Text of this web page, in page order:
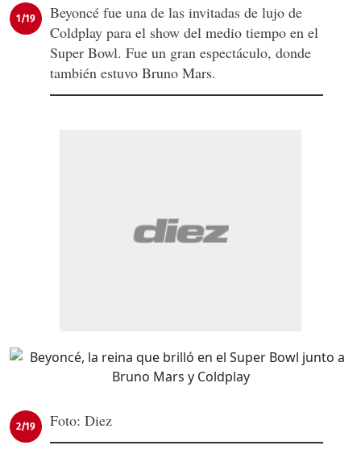
1/19
Beyoncé fue una de las invitadas de lujo de
Coldplay para el show del medio tiempo en el
Super Bowl. Fue un gran espectáculo, donde
también estuvo Bruno Mars.
2/19 Foto: Diez